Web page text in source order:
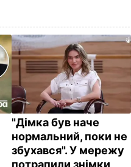
"Дімка був наче
нормальний, поки не
збухався". У мережу
потрапили знімки